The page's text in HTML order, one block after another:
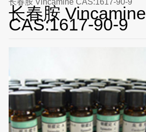
长春胺 Vincamine
CAS:1617-90-9